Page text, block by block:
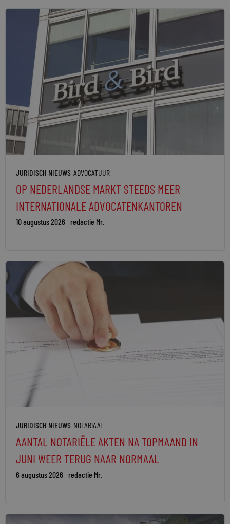
JURIDISCH NIEUWS ADVOCATUUR
OP NEDERLANDSE MARKT STEEDS MEER
INTERNATIONALE ADVOCATENKANTOREN
10 augustus 2026 redactie Mr.
JURIDISCH NIEUWS NOTARIAAT
AANTAL NOTARIËLE AKTEN NA TOPMAAND IN
JUNI WEER TERUG NAAR NORMAAL
6 augustus 2026 redactie Mr.